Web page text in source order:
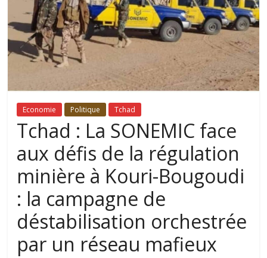
Economie Politique Tchad
Tchad : La SONEMIC face
aux défis de la régulation
minière à Kouri-Bougoudi
: la campagne de
déstabilisation orchestrée
par un réseau mafieux